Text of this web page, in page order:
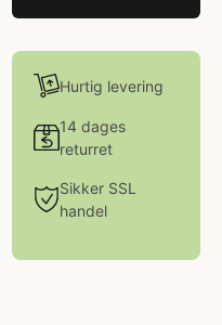
Hurtig levering
14 dages
returret
Sikker SSL
handel